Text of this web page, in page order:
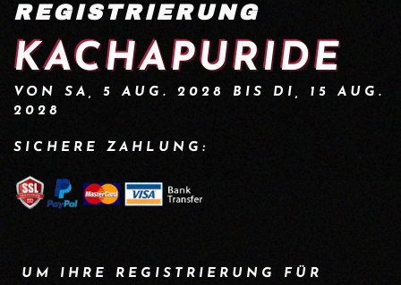
REGISTRIERUNG
KACHAPURIDE
VON SA, 5 AUG. 2028 BIS DI, 15 AUG.
2028
SICHERE ZAHLUNG:
UM IHRE REGISTRIERUNG FÜR